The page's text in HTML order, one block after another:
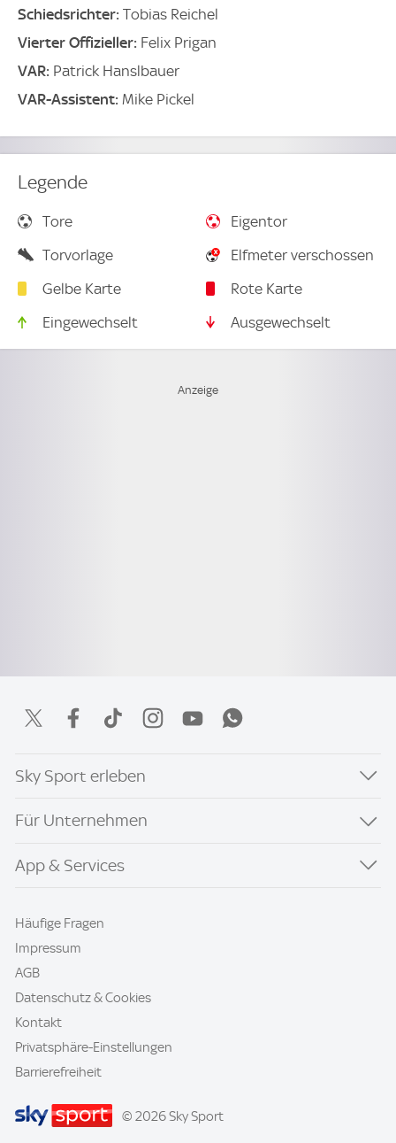
Schiedsrichter: Tobias Reichel
Vierter Offizieller: Felix Prigan
VAR: Patrick Hanslbauer
VAR-Assistent: Mike Pickel
Legende
Tore
Eigentor
Torvorlage
Elfmeter verschossen
Gelbe Karte
Rote Karte
Eingewechselt
Ausgewechselt
Sky Sport erleben
Für Unternehmen
App & Services
Häufige Fragen
Impressum
AGB
Datenschutz & Cookies
Kontakt
Privatsphäre-Einstellungen
Barrierefreiheit
© 2026 Sky Sport